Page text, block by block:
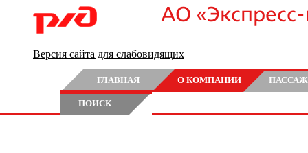
АО
Версия сайта для слабовидящих
ГЛАВНАЯ О КОМПАНИИ
ПОИСК